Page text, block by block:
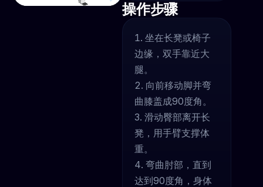
操作步骤
坐在长凳或椅子
边缘，双手靠近大
腿。
向前移动脚并弯
曲膝盖成90度角。
滑动臀部离开长
凳，用手臂支撑体
重。
弯曲肘部，直到
达到90度角，身体